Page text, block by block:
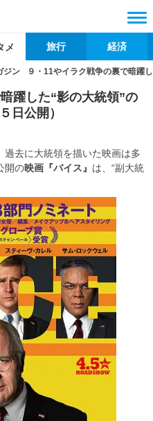
メ 旅行 経済
ジン ９・11やイラク戦争の裏で暗躍
躍した“影の大統領”の
日公開）
過去に大統領を描いた映画は多
開の映画『バイス』 は、“副大統